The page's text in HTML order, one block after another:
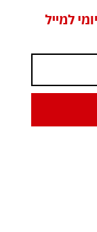
למייל